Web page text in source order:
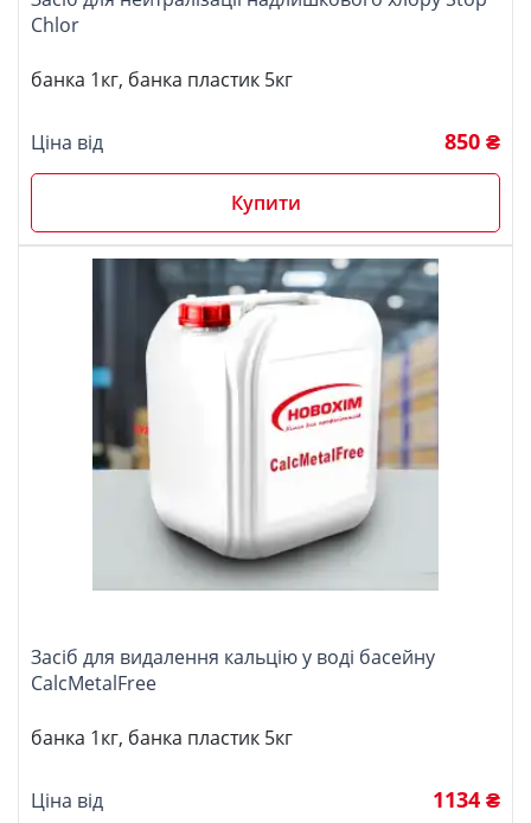
Chlor
банка 1кг, банка пластик 5кг
Ціна від 850 ₴
Купити
Засіб для видалення кальцію у воді басейну
CalcMetalFree
банка 1кг, банка пластик 5кг
Ціна від 1134 ₴